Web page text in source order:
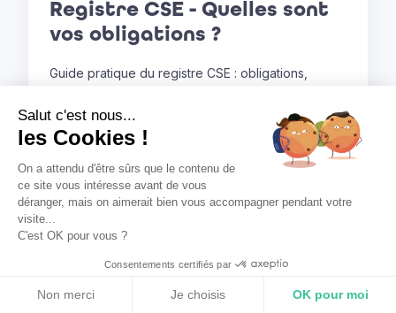
Registre CSE - Quelles sont
vos obligations ?
Guide pratique du registre CSE : obligations,
conforme et efficace.
Juillet 2026
Salut c'est nous...
les Cookies !
On a attendu d'être sûrs que le contenu de
ce site vous intéresse avant de vous
déranger, mais on aimerait bien vous accompagner pendant votre
visite...
C'est OK pour vous ?
Consentements certifiés par
Non merci Je choisis OK pour moi